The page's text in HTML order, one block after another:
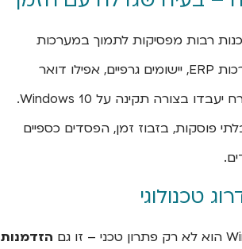
רבות מפסיקות לתמוך במערכות
ישנות. דפדפנים, מערכות ERP, יישומים גרפיים, אפילו דואר
אלקטרוני – לא בהכרח יעבדו בצורה תקינה על Windows 10.
פוסקות, בזבוז זמן, הפסדים כספיים
טכנולוגי
הזדמנות